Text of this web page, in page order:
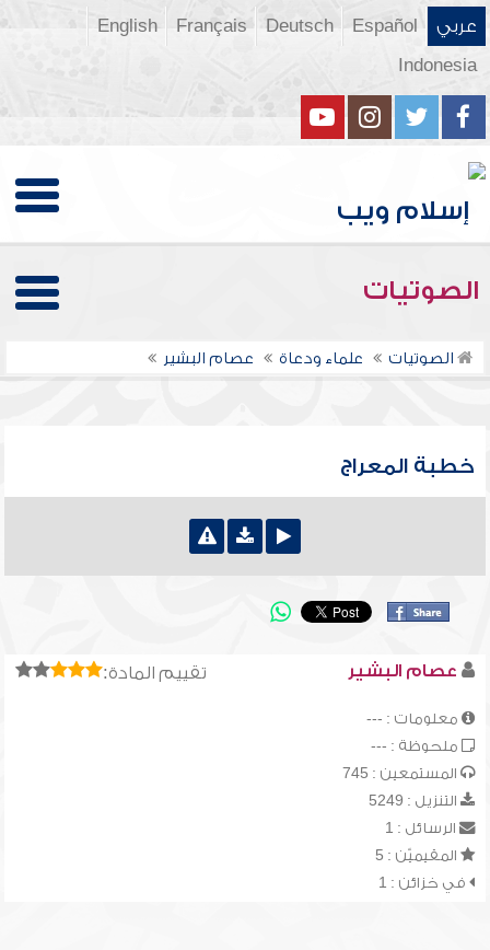
عربي Español
Deutsch
Français
English
Indonesia
الصوتيات
الصوتيات علماء ودعاة عصام البشير
خطبة المعراج
تقييم المادة: عصام البشير
معلومات : ---
ملحوظة : ---
المستمعين : 745
التنزيل : 5249
الرسائل : 1
المقيميّن : 5
في خزائن : 1